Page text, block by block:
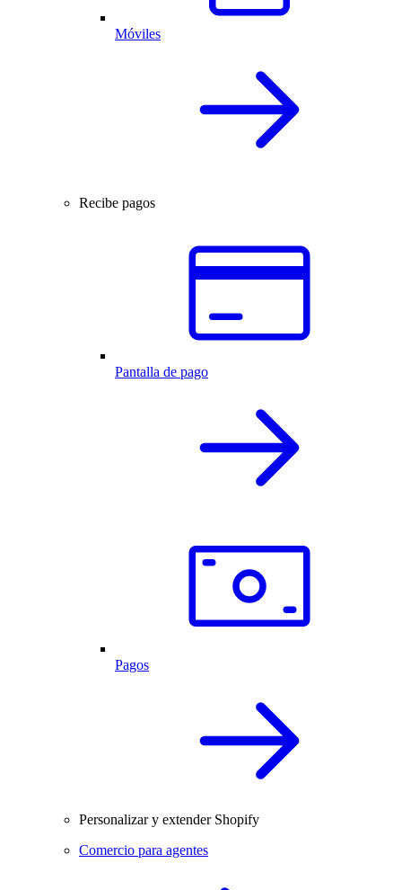
Móviles
Recibe pagos
Pantalla de pago
Pagos
Personalizar y extender Shopify
Comercio para agentes